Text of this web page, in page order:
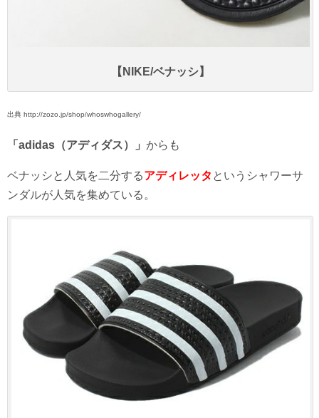
【NIKE/ベナッシ】
出典 http://zozo.jp/shop/whoswhogallery/
「adidas（アディダス）」 からも
ベナッシと人気を二分するアディレッタ というシャワーサ
ンダルが人気を集めている。